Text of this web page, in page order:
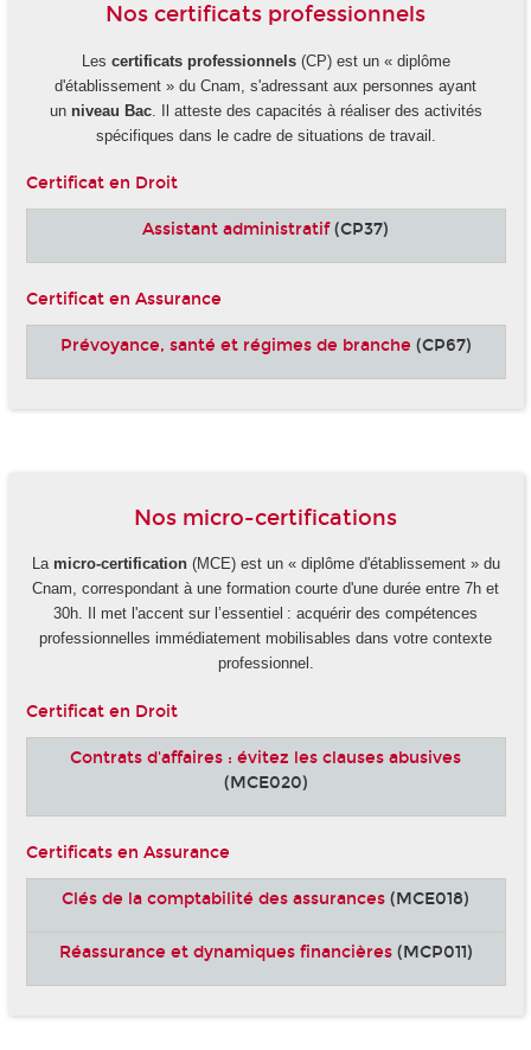
Nos certificats professionnels
Les certificats professionnels(CP) est un « diplôme
d'établissement » du Cnam, s'adressant aux personnes ayant
un niveau Bac. Il atteste des capacités à réaliser des activités
spécifiques dans le cadre de situations de travail.
Certificat en Droit
Assistant administratif(CP37)
Certificat en Assurance
Prévoyance, santé et régimes de branche (CP67)
Nos micro-certifications
La micro-certification(MCE) est un « diplôme d'établissement » du
Cnam, correspondant à une formation courte d'une durée entre 7h et
30h. Il met l'accent sur l’essentiel : acquérir des compétences
professionnelles immédiatement mobilisables dans votre contexte
professionnel.
Certificat en Droit
Contrats d'affaires : évitez les clauses abusives
(MCE020)
Certificats en Assurance
Clés de la comptabilité des assurances (MCE018)
Réassurance et dynamiques financières(MCP011)